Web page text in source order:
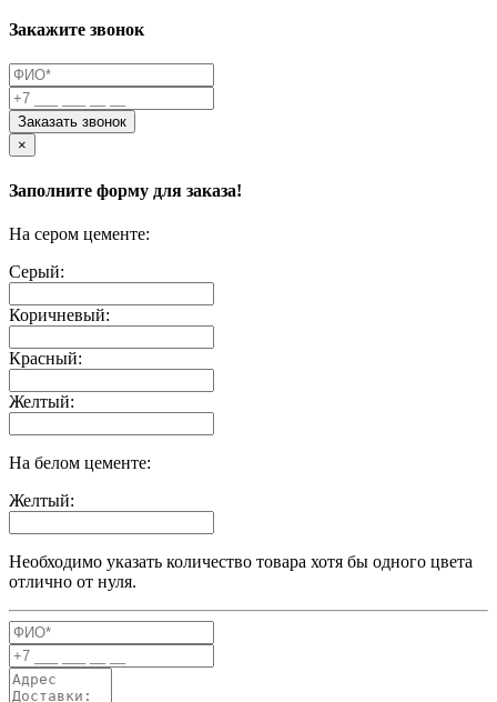
Закажите звонок
Заказать звонок
×
Заполните форму для заказа!
На сером цементе:
Серый:
Коричневый:
Красный:
Желтый:
На белом цементе:
Желтый:
Необходимо указать количество товара хотя бы одного цвета
отлично от нуля.